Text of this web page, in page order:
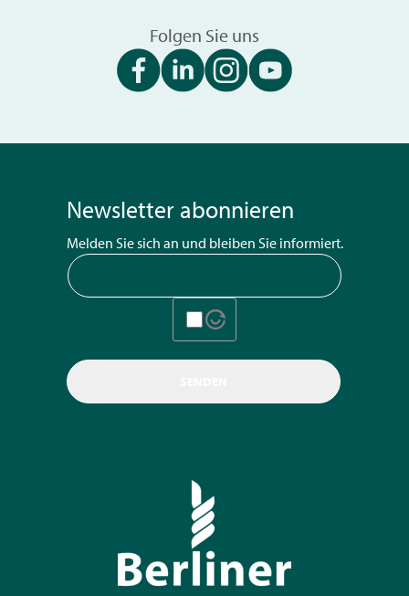
Folgen Sie uns
Newsletter abonnieren
Melden Sie sich an und bleiben Sie informiert.